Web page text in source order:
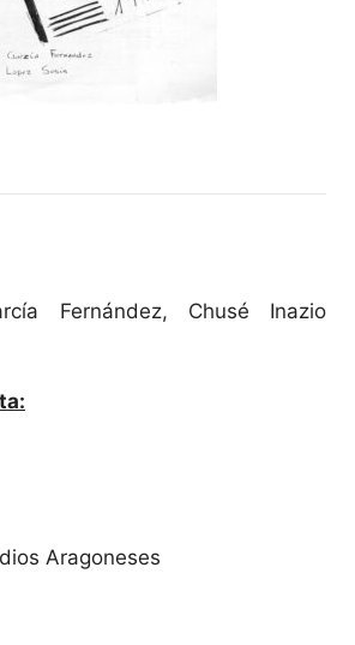
Fernández, Chusé Inazio
Aragoneses